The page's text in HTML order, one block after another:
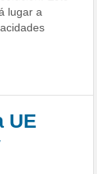
lugar a
UE